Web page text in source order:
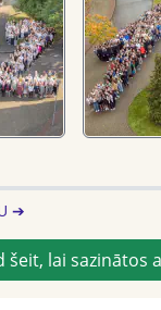
➔
šeit, lai sazinātos